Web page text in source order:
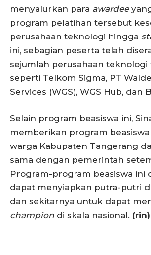
menyalurkan para awardee
program pelatihan tersebut
perusahaan teknologi hingga
ini, sebagian peserta telah
sejumlah perusahaan
seperti Telkom Sigma, PT
Services (WGS), WGS Hub, dan
Selain program beasiswa ini,
memberikan program beasiswa
warga Kabupaten Tangerang
sama dengan pemerintah
Program-program beasiswa ini
dapat menyiapkan putra-putri
dan sekitarnya untuk dapat
champion di skala nasional. (rin)